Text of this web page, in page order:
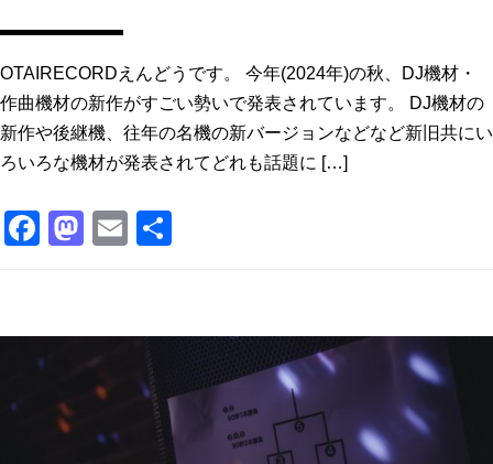
OTAIRECORDえんどうです。 今年(2024年)の秋、DJ機材・
作曲機材の新作がすごい勢いで発表されています。 DJ機材の
新作や後継機、往年の名機の新バージョンなどなど新旧共にい
ろいろな機材が発表されてどれも話題に […]
F
e
b
o
o
M
o
d
o
n
E
l